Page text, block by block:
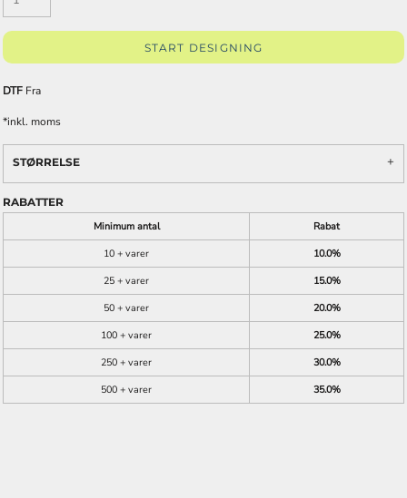
START DESIGNING
DTF Fra
*inkl. moms
STØRRELSE
RABATTER
Minimum antal
Rabat
10 + varer
10.0%
25 + varer
15.0%
50 + varer
20.0%
100 + varer
25.0%
250 + varer
30.0%
500 + varer
35.0%